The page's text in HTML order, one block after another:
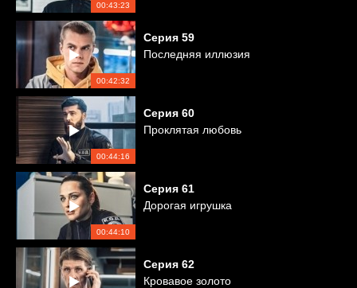
00:43:23
00:42:32
Серия 59
Последняя иллюзия
00:44:16
Серия 60
Проклятая любовь
00:44:10
Серия 61
Дорогая игрушка
Серия 62
Кровавое золото